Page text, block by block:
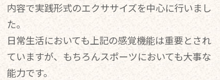
内容で実践形式のエクササイズを中心に行いまし
た。
日常生活においても上記の感覚機能は重要とされ
ていますが、もちろんスポーツにおいても大事な
能力です。